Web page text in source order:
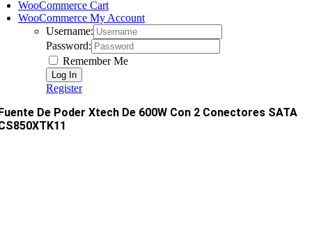
WooCommerce Cart
WooCommerce My Account
Username:
Password:
Remember Me
Register
De Poder Xtech De 600W Con 2 Conectores SATA